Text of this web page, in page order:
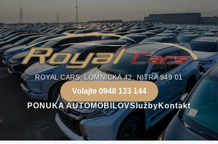
ROYAL CARS, LOMNICKÁ 42, NITRA 949 01
PONUKA AUTOMOBILOVSlužby Kontakt
Volajte 0948 133 144